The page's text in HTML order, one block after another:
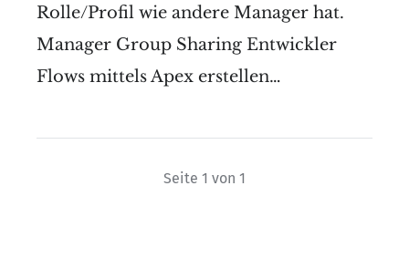
Rolle/Profil wie andere Manager hat.
Manager Group Sharing Entwickler
Flows mittels Apex erstellen…
Seite 1 von 1